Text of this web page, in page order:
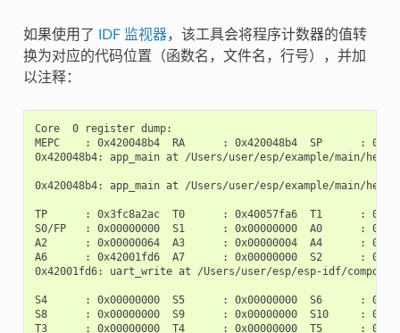
如果使用了 IDF 监视器，该工具会将程序计数器的值转
换为对应的代码位置（函数名，文件名，行号），并加
以注释：
Core  0 register dump:
MEPC    : 0x420048b4  RA      : 0x420048b4  SP      :
0x420048b4: app_main at /Users/user/esp/example/main/
0x420048b4: app_main at /Users/user/esp/example/main/
TP      : 0x3fc8a2ac  T0      : 0x40057fa6  T1      :
S0/FP   : 0x00000000  S1      : 0x00000000  A0      :
A2      : 0x00000064  A3      : 0x00000004  A4      :
A6      : 0x42001fd6  A7      : 0x00000000  S2      :
0x42001fd6: uart_write at /Users/user/esp/esp-idf/
S4      : 0x00000000  S5      : 0x00000000  S6      :
S8      : 0x00000000  S9      : 0x00000000  S10     :
T3      : 0x00000000  T4      : 0x00000000  T5      :